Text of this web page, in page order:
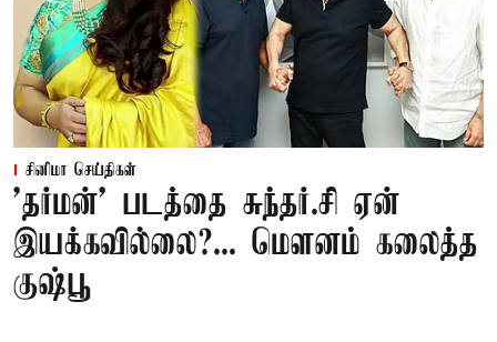
சினிமா செய்திகள்
'தர்மன்' படத்தை சுந்தர்.சி ஏன்
இயக்கவில்லை?... மௌனம் கலைத்த
குஷ்பூ